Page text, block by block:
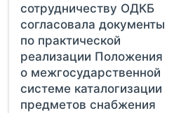
сотрудничеству ОДКБ
согласовала документы
по практической
реализации Положения
о межгосударственной
системе каталогизации
предметов снабжения